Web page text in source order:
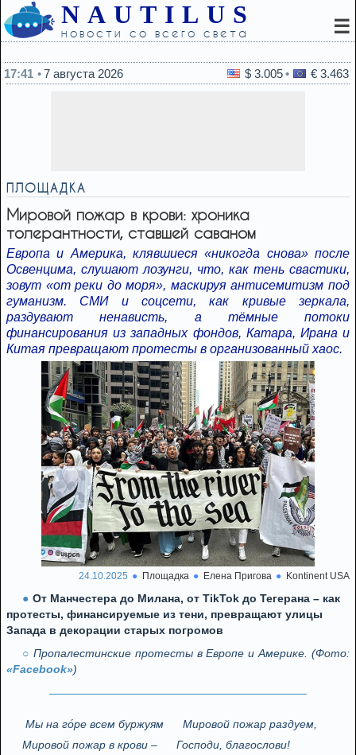
NAUTILUS
новости со всего света ☰
17:41
7 августа 2026 $ 3.005 € 3.463
ПЛОЩАДКА
Мировой пожар в крови: хроника
толерантности, ставшей саваном
Европа и Америка, клявшиеся «никогда снова» после
Освенцима, слушают лозунги, что, как тень свастики,
зовут «от реки до моря», маскируя антисемитизм под
гуманизм. СМИ и соцсети, как кривые зеркала,
раздувают ненависть, а тёмные потоки
финансирования из западных фондов, Катара, Ирана и
Китая превращают протесты в организованный хаос.
24.10.2025 Площадка Елена Пригова Kontinent USA
От Манчестера до Милана, от TikTok до Тегерана – как
протесты, финансируемые из тени, превращают улицы
Запада в декорации старых погромов
Пропалестинские протесты в Европе и Америке. (Фото:
«Facebook»)
Мы на го́ре всем буржуям
Мировой пожар раздуем,
Мировой пожар в крови –
Господи, благослови!